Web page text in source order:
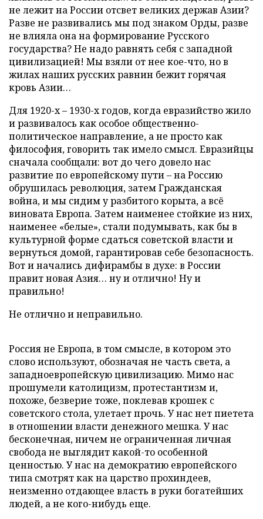
не лежит на России отсвет великих держав Азии?
Разве не развивались мы под знаком Орды, разве
не влияла она на формирование Русского
государства? Не надо равнять себя с западной
цивилизацией! Мы взяли от нее кое-что, но в
жилах наших русских равнин бежит горячая
кровь Азии…
Для 1920-х – 1930-х годов, когда евразийство жило
и развивалось как особое общественно-
политическое направление, а не просто как
философия, говорить так имело смысл. Евразийцы
сначала сообщали: вот до чего довело нас
развитие по европейскому пути – на Россию
обрушилась революция, затем Гражданская
война, и мы сидим у разбитого корыта, а всё
виновата Европа. Затем наименее стойкие из них,
наименее «белые», стали подумывать, как бы в
культурной форме сдаться советской власти и
вернуться домой, гарантировав себе безопасность.
Вот и начались дифирамбы в духе: в России
правит новая Азия… ну и отлично! Ну и
правильно!
Не отлично и неправильно.
Россия не Европа, в том смысле, в котором это
слово используют, обозначая не часть света, а
западноевропейскую цивилизацию. Мимо нас
прошумели католицизм, протестантизм и,
похоже, безверие тоже, поклевав крошек с
советского стола, улетает прочь. У нас нет пиетета
в отношении власти денежного мешка. У нас
бесконечная, ничем не ограниченная личная
свобода не выглядит какой-то особенной
ценностью. У нас на демократию европейского
типа смотрят как на царство прохиндеев,
неизменно отдающее власть в руки богатейших
людей, а не кого-нибудь еще.